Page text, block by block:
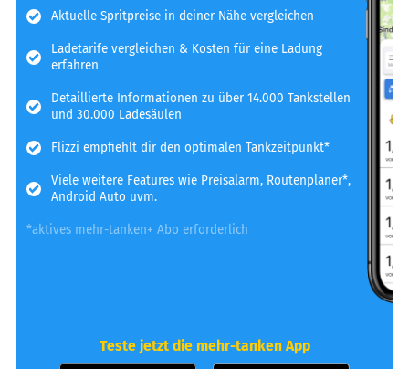
Aktuelle Spritpreise in deiner Nähe vergleichen
Ladetarife vergleichen & Kosten für eine Ladung
erfahren
Detaillierte Informationen zu über 14.000 Tankstellen
und 30.000 Ladesäulen
Flizzi empfiehlt dir den optimalen Tankzeitpunkt*
Viele weitere Features wie Preisalarm, Routenplaner*,
Android Auto uvm.
*aktives mehr-tanken+ Abo erforderlich
Teste jetzt die mehr-tanken App